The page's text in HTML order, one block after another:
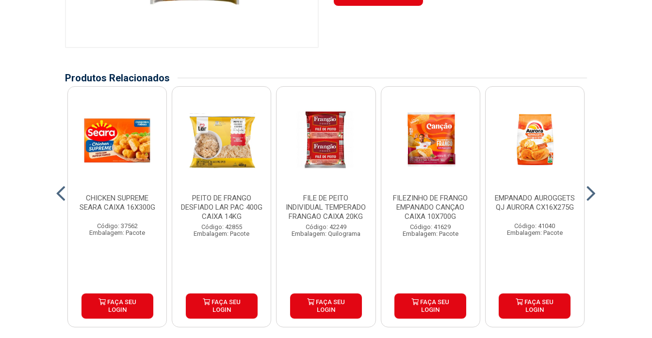
Produtos Relacionados
CHICKEN SUPREME
SEARA CAIXA 16X300G
Código: 37562
Embalagem: Pacote
FAÇA SEU
LOGIN
PEITO DE FRANGO
DESFIADO LAR PAC 400G
CAIXA 14KG
Código: 42855
Embalagem: Pacote
FAÇA SEU
LOGIN
FILE DE PEITO
INDIVIDUAL TEMPERADO
FRANGAO CAIXA 20KG
Código: 42249
Embalagem: Quilograma
FAÇA SEU
LOGIN
FILEZINHO DE FRANGO
EMPANADO CANÇAO
CAIXA 10X700G
Código: 41629
Embalagem: Pacote
FAÇA SEU
LOGIN
EMPANADO AUROGGETS
QJ AURORA CX16X275G
Código: 41040
Embalagem: Pacote
FAÇA SEU
LOGIN